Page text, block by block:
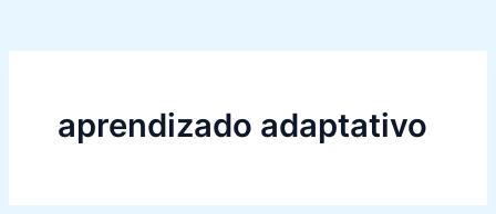
aprendizado adaptativo